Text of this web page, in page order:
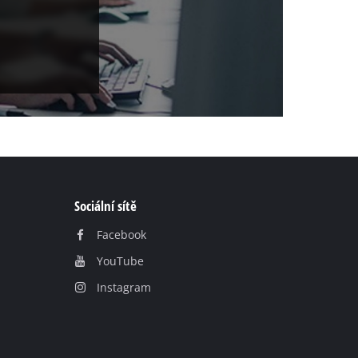
Sociální sítě
Facebook
YouTube
Instagram